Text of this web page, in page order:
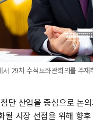
서 29차 수석보좌관회의를 주
단 산업을 중심으로 논
될 시장 선점을 위해 향